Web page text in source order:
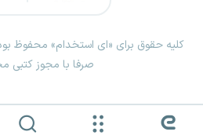
کلیه حقوق برای «ای استخدام» محفوظ
صرفا با مجوز کتبی